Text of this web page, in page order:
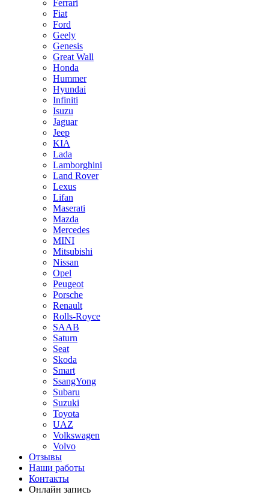
Ferrari
Fiat
Ford
Geely
Genesis
Great Wall
Honda
Hummer
Hyundai
Infiniti
Isuzu
Jaguar
Jeep
KIA
Lada
Lamborghini
Land Rover
Lexus
Lifan
Maserati
Mazda
Mercedes
MINI
Mitsubishi
Nissan
Opel
Peugeot
Porsche
Renault
Rolls-Royce
SAAB
Saturn
Seat
Skoda
Smart
SsangYong
Subaru
Suzuki
Toyota
UAZ
Volkswagen
Volvo
Отзывы
Наши работы
Контакты
Онлайн запись